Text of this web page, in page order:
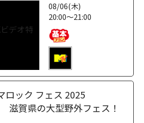
08/06(木)
20:00～21:00
ロック フェス 2025
賀県の大型野外フェス！